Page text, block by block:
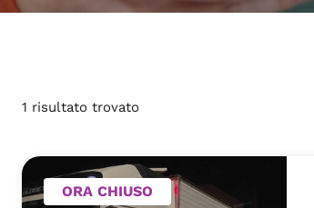
1 risultato trovato
ORA CHIUSO